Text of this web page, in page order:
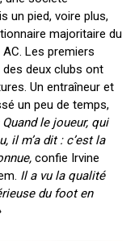
un pied, voire plus,
majoritaire du
Les premiers
deux clubs ont
Un entraîneur et
un peu de temps,
Quand le joueur, qui
il m’a dit : c’est la
confie Irvine
Il a vu la qualité
du foot en